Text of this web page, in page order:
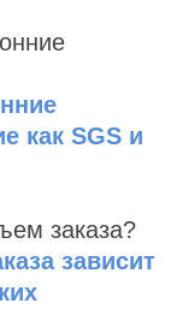
как SGS и
заказа?
зависит